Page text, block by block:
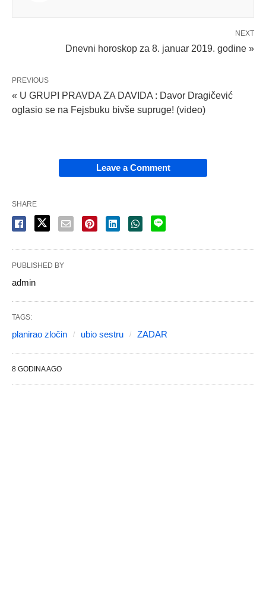
NEXT
Dnevni horoskop za 8. januar 2019. godine »
PREVIOUS
« U GRUPI PRAVDA ZA DAVIDA : Davor Dragičević
oglasio se na Fejsbuku bivše supruge! (video)
Leave a Comment
SHARE
PUBLISHED BY
admin
TAGS:
planirao zločin ubio sestru ZADAR
8 GODINA AGO